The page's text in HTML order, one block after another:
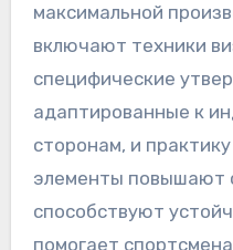
максимальной
включают техники
специфические
адаптированные к
сторонам, и
элементы повышают
способствуют
помогает